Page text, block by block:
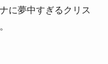
に夢中すぎるクリス